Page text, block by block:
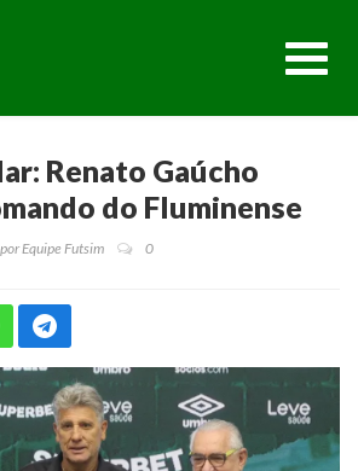
Renato Gaúcho
do Fluminense
por Equipe Futsim 0